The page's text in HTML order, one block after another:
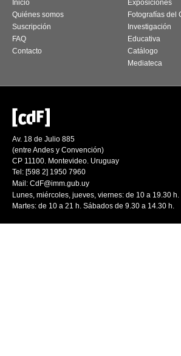
Inicio
Quiénes somos
Suscripción
FAQ
Contacto
Exposiciones
Fotografías del
Investigación
Educativa
Catálogo
Mediateca
Av. 18 de Julio 885
(entre Andes y Convención)
CP 11100. Montevideo. Uruguay
Tel: [598 2] 1950 7960
Mail: CdF@imm.gub.uy
Lunes, miércoles, jueves, viernes: de 10 a 19.30 h.
Martes: de 10 a 21 h. Sábados de 9.30 a 14.30 h.